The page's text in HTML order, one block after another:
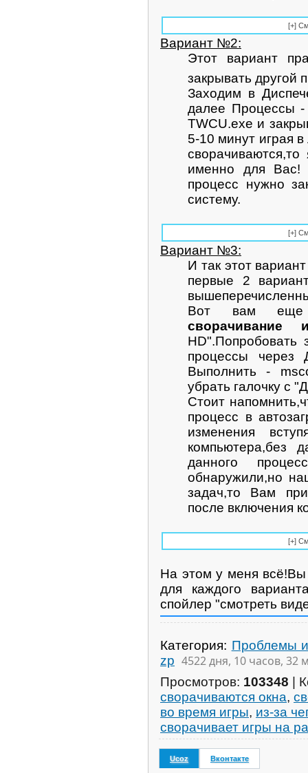
Вариант №2:
Этот вариант
закрывать другой
Заходим в
далее Процессы
TWCU.exe и
5-10 минут играя
именно для Вас!
процесс нужно
систему.
Вариант №3:
И так этот
первые 2
Вот вам еще
сворачивание
процессы через
Выполнить -
убрать галочку с
Стоит
процесс в
изменения
компьютера,без
данного
обнаружили,но
задач,то Вам
после включения
На этом у меня всё!Вы
для каждого
спойлер "смотреть
Категория: Проблемы
zp 4522 дня, 10 часов, 32
Просмотров: 103348 |
сворачиваются окна,
во время игры, из-за
сворачивает игры на
Ucoz Вконтакте